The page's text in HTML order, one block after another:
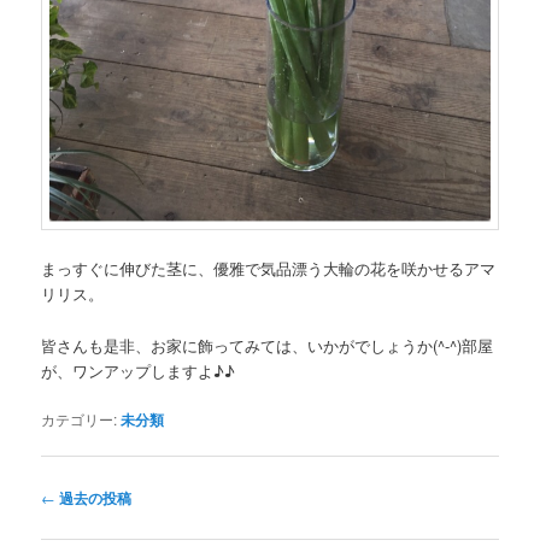
まっすぐに伸びた茎に、優雅で気品漂う大輪の花を咲かせるアマ
リリス。
皆さんも是非、お家に飾ってみては、いかがでしょうか(^-^)部屋
が、ワンアップしますよ♪♪
カテゴリー:未分類
投
ナ
← 過去の投稿